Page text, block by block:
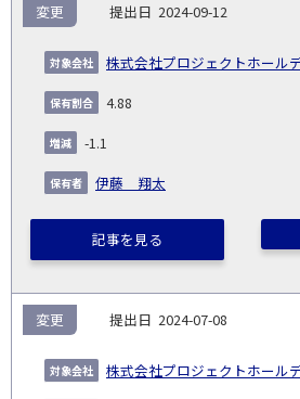
NO.
告
義
務
発
生
日
出
コー
象
業
種
2024-09-12
株式会社プロジェクトホール
変更
4.88
-1.1
伊藤 翔太
記事を見る
2024-07-08
株式会社プロジェクトホール
変更